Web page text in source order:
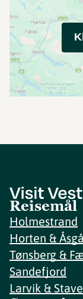
Reisemål
Holmestrand
Horten &
Tønsberg &
Sandefjord
Larvik &